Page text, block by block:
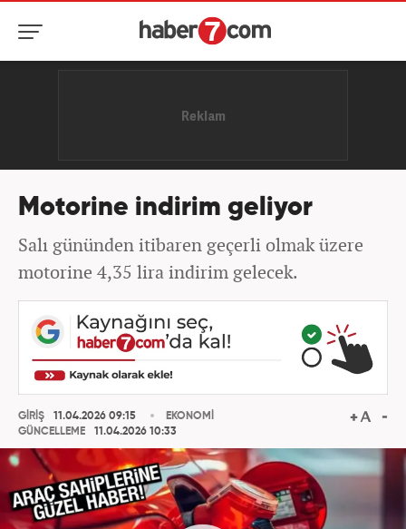
Motorine indirim geliyor
Salı gününden itibaren geçerli olmak üzere
motorine 4,35 lira indirim gelecek.
GİRİŞ
11.04.2026 09:15
GÜNCELLEME
11.04.2026 10:33
EKONOMİ